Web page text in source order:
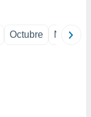
Octubre